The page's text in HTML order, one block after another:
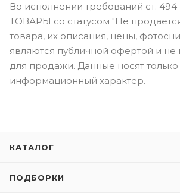
Во исполнении требований ст.
ТОВАРЫ со статусом "Не
товара, их описания, цены,
являются публичной офертой и
для продажи. Данные носят только
информационный характер.
КАТАЛОГ
ПОДБОРКИ